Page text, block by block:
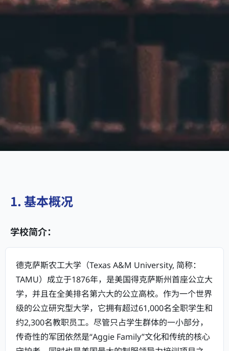
1. 基本概况
学校简介：
德克萨斯农工大学（Texas A&M University, 简称：
TAMU）成立于1876年，是美国得克萨斯州首座公立大
学，并且在全美排名第六大的公立高校。作为一个世界
级的公立研究型大学，它拥有超过61,000名全职学生和
约2,300名教职员工。尽管只占学生群体的一小部分，
传奇性的军团依然是“Aggie Family”文化和传统的核心